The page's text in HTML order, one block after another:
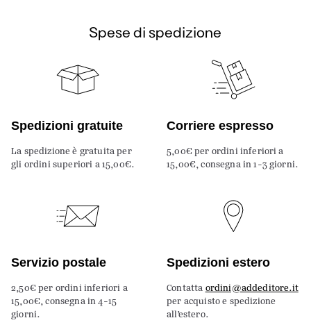
Spese di spedizione
Spedizioni gratuite
La spedizione è gratuita per
gli ordini superiori a 15,00€.
Corriere espresso
5,00€ per ordini inferiori a
15,00€, consegna in 1-3 giorni.
Servizio postale
2,50€ per ordini inferiori a
15,00€, consegna in 4-15
giorni.
Spedizioni estero
Contatta ordini@addeditore.it
per acquisto e spedizione
all’estero.